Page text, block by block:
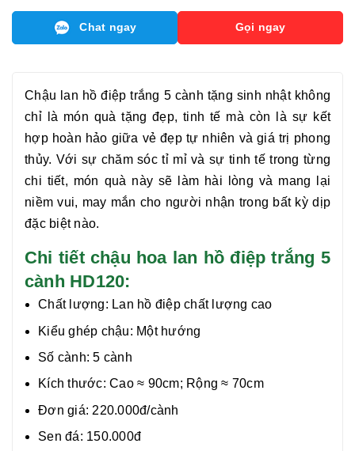
Chat ngay Gọi ngay
Chậu lan hồ điệp trắng 5 cành tặng sinh nhật không
chỉ là món quà tặng đẹp, tinh tế mà còn là sự kết
hợp hoàn hảo giữa vẻ đẹp tự nhiên và giá trị phong
thủy. Với sự chăm sóc tỉ mỉ và sự tinh tế trong từng
chi tiết, món quà này sẽ làm hài lòng và mang lại
niềm vui, may mắn cho người nhận trong bất kỳ dịp
đặc biệt nào.
Chi tiết chậu hoa lan hồ điệp trắng 5
cành HD120:
Chất lượng: Lan hồ điệp chất lượng cao
Kiểu ghép chậu: Một hướng
Số cành: 5 cành
Kích thước: Cao ≈ 90cm; Rộng≈ 70cm
Đơn giá: 220.000đ/cành
Sen đá: 150.000đ